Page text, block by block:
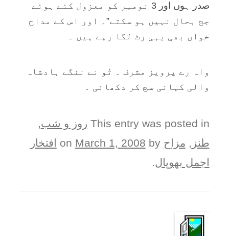
صدر ہوں اور 3 نومبر کو معزول کئے ہوئے
جج بحال نہیں ہو سکتے”۔ اور اس کے مداح
خواں بھی یہی رٹ لگا رہے ہیں ۔
واہ رے پرویز مشرف ۔ تُو نے ننگے بادشاہ
والی کہانی سچ کر دکھائی ۔
This entry was posted in روز و شب,
طنز , مزاح on
March 1, 2008 by
افتخار
اجمل بھوپال.